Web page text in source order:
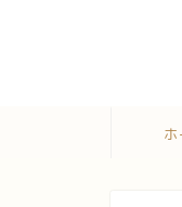
ホ